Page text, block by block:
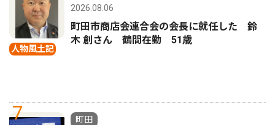
人物風土記
2026.08.06
町田市商店会連合会の会長に就任した 鈴
木 創さん 鶴間在勤 51歳
7
町田